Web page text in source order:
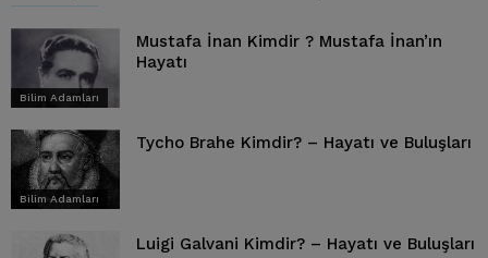
Bilim Adamları
Mustafa İnan Kimdir ? Mustafa İnan’ın
Hayatı
Bilim Adamları
Tycho Brahe Kimdir? – Hayatı ve Buluşları
Luigi Galvani Kimdir? – Hayatı ve Buluşları